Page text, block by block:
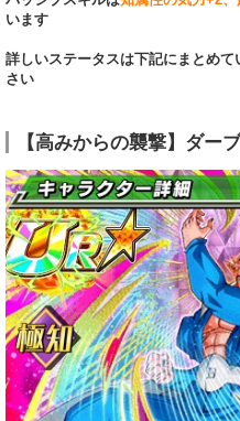
います
詳しいステータスは下記にまとめ
さい
【高みからの襲撃】ダー